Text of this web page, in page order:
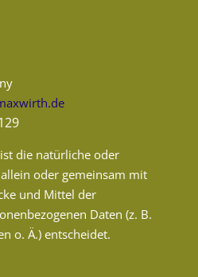
die natürliche oder
oder gemeinsam mit
und Mittel der
Daten (z. B.
o. Ä.) entscheidet.